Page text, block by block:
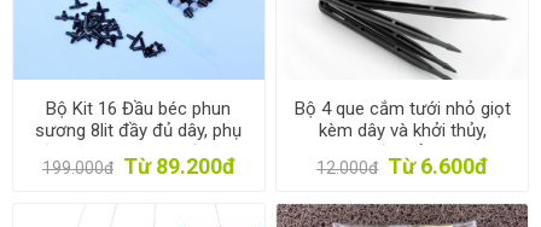
Bộ Kit 16 Đầu béc phun
sương 8lit đầy đủ dây, phụ
kiện TX-DIY-051, Tưới phun
sương làm mát, tưới Lan tự
199.000đ Từ 89.200đ
Bộ 4 que cắm tưới nhỏ giọt
kèm dây và khởi thủy,
Capinet tưới nhỏ giọt bù áp
hình mũi tên
12.000đ Từ 6.600đ